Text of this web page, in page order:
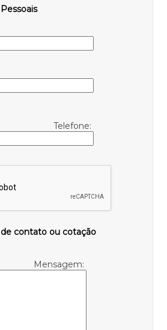
Telefone:
contato ou cotação
Mensagem: